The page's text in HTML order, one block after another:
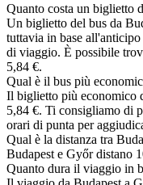
Quanto costa un biglietto
Un biglietto del bus da
tuttavia in base
di viaggio. È possibile
5,84 €.
Qual è il bus più
Il biglietto più economico
5,84 €. Ti consigliamo di
orari di punta per
Qual è la distanza tra
Budapest e Győr distano
Quanto dura il viaggio in